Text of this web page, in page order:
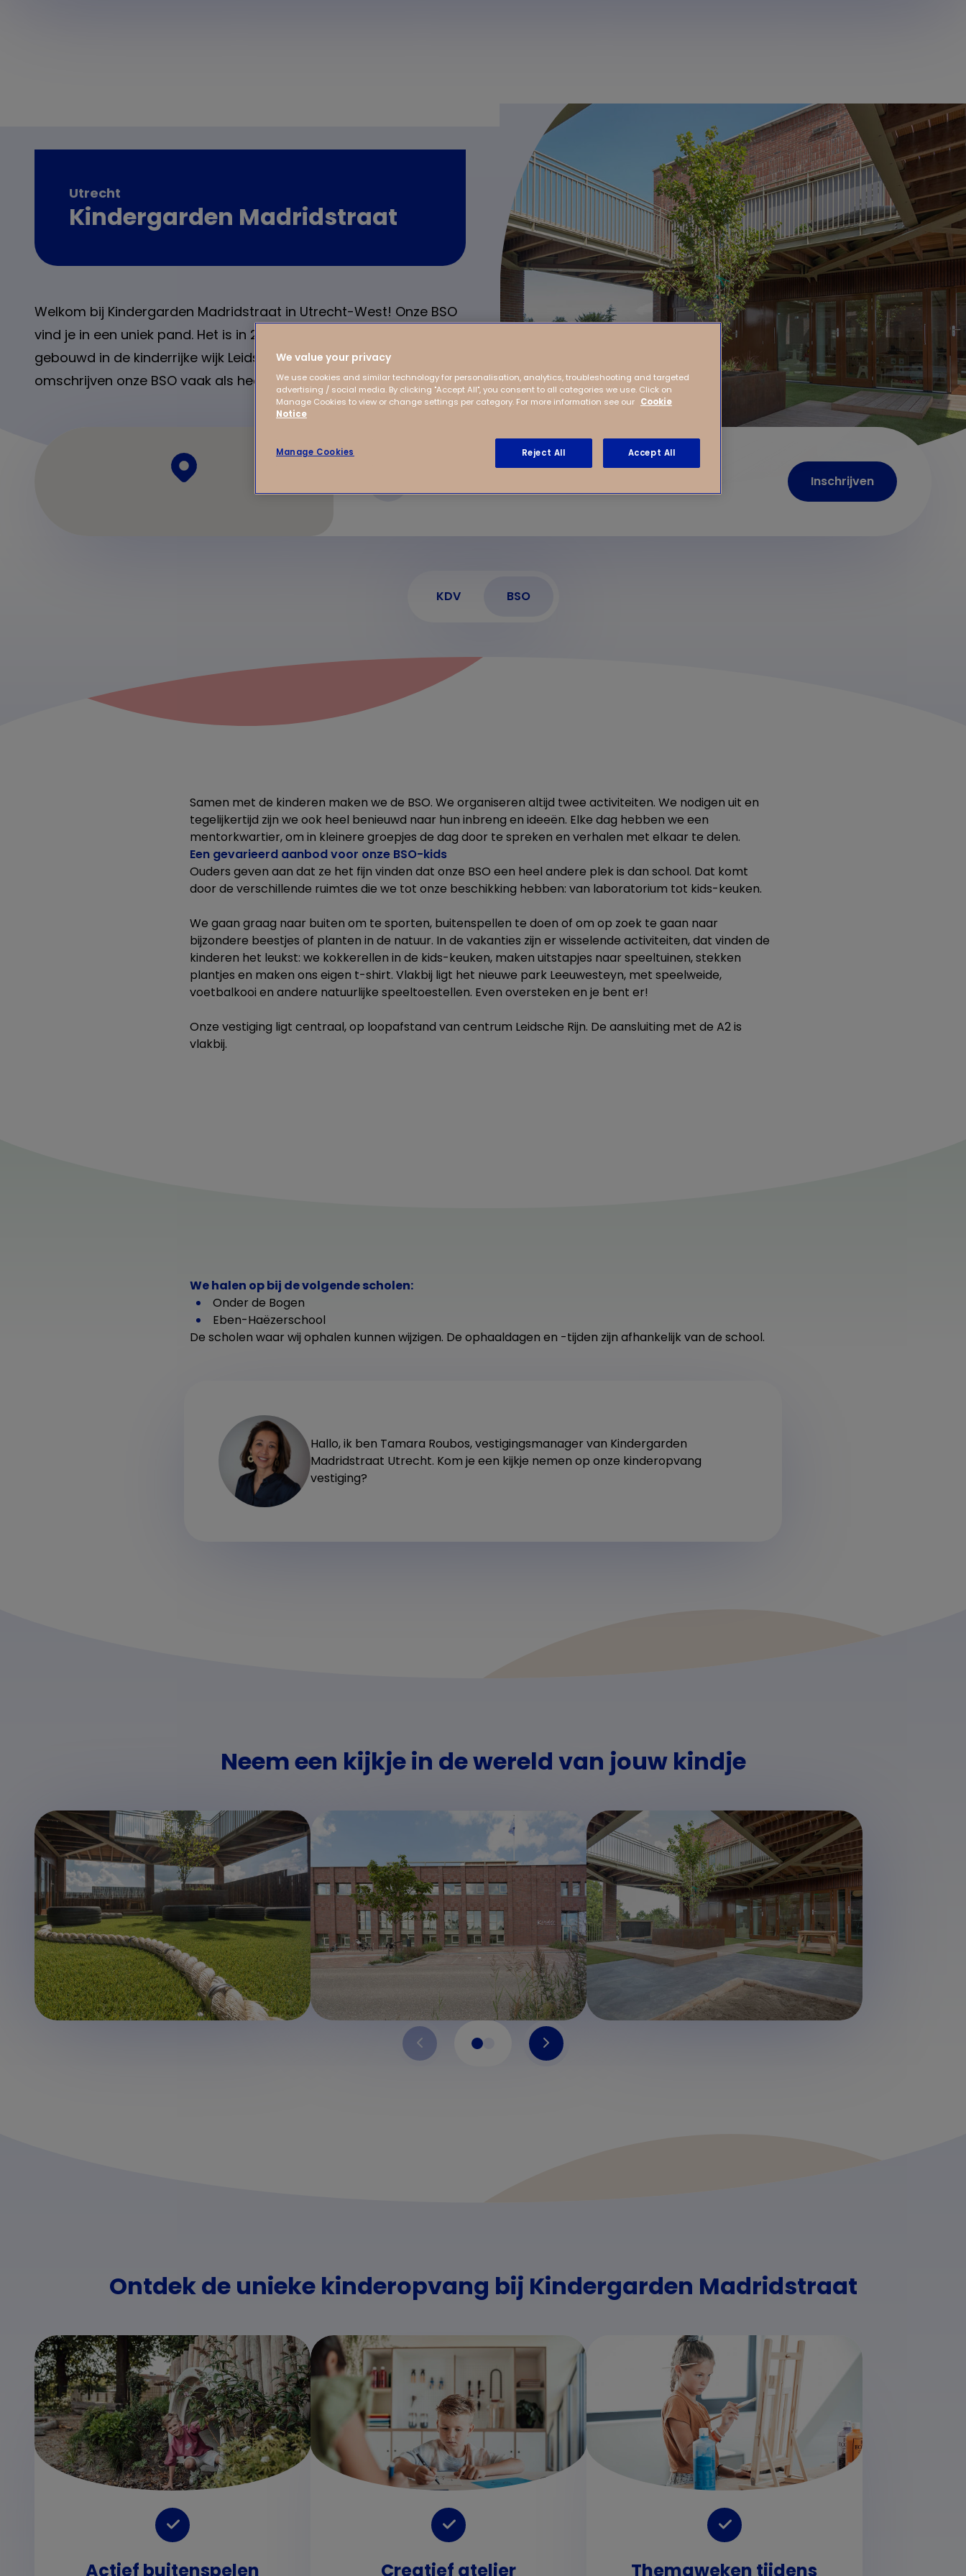
Utrecht
Kindergarden Madridstraat
Welkom bij Kindergarden Madridstraat in Utrecht-West! Onze BSO
vind je in een uniek pand. Het is in 2020 speciaal voor Kindergarden
gebouwd in de kinderrijke wijk Leidsche Rijn, Utrecht. Ouders
omschrijven onze BSO vaak als heel huiselijk. Ontdek het zelf!
Madridstraat 3A
3541 DZ Utrecht
Inschrijven
KDV BSO
Samen met de kinderen maken we de BSO. We organiseren altijd twee activiteiten. We nodigen uit en
tegelijkertijd zijn we ook heel benieuwd naar hun inbreng en ideeën. Elke dag hebben we een
mentorkwartier, om in kleinere groepjes de dag door te spreken en verhalen met elkaar te delen.
Een gevarieerd aanbod voor onze BSO-kids
Ouders geven aan dat ze het fijn vinden dat onze BSO een heel andere plek is dan school. Dat komt
door de verschillende ruimtes die we tot onze beschikking hebben: van laboratorium tot kids-keuken.
We gaan graag naar buiten om te sporten, buitenspellen te doen of om op zoek te gaan naar
bijzondere beestjes of planten in de natuur. In de vakanties zijn er wisselende activiteiten, dat vinden de
kinderen het leukst: we kokkerellen in de kids-keuken, maken uitstapjes naar speeltuinen, stekken
plantjes en maken ons eigen t-shirt. Vlakbij ligt het nieuwe park Leeuwesteyn, met speelweide,
voetbalkooi en andere natuurlijke speeltoestellen. Even oversteken en je bent er!
Onze vestiging ligt centraal, op loopafstand van centrum Leidsche Rijn. De aansluiting met de A2 is
vlakbij.
We halen op bij de volgende scholen:
Onder de Bogen
Eben-Haëzerschool
De scholen waar wij ophalen kunnen wijzigen. De ophaaldagen en -tijden zijn afhankelijk van de school.
Hallo, ik ben Tamara Roubos, vestigingsmanager van Kindergarden
Madridstraat Utrecht. Kom je een kijkje nemen op onze kinderopvang
vestiging?
Neem een kijkje in de wereld van jouw kindje
Ontdek de unieke kinderopvang bij Kindergarden Madridstraat
Actief buitenspelen Creatief atelier Themaweken tijdens
We value your privacy
We use cookies and similar technology for personalisation, analytics, troubleshooting and targeted
advertising / social media. By clicking "Accept All", you consent to all categories we use. Click on
Manage Cookies to view or change settings per category. For more information see our Cookie
Notice
Manage Cookies Reject All Accept All